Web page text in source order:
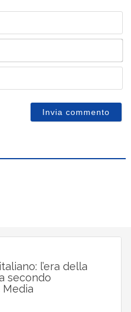
l’era della
secondo
Media